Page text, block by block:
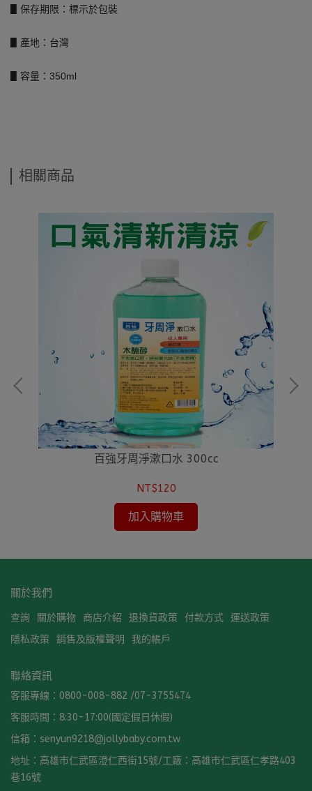
▋保存期限：標示於包裝
▋產地：台灣
▋容量：350ml
相關商品
百強牙周淨漱口水 300cc
NT$120
加入購物車
關於我們
查詢 關於購物 商店介紹 退換貨政策 付款方式 運送政策
隱私政策 銷售及版權聲明 我的帳戶
聯絡資訊
客服專線：0800-008-882 /07-3755474
客服時間：8:30-17:00(國定假日休假)
信箱：senyun9218@jollybaby.com.tw
地址：高雄市仁武區澄仁西街15號/工廠：高雄市仁武區仁孝路403
巷16號